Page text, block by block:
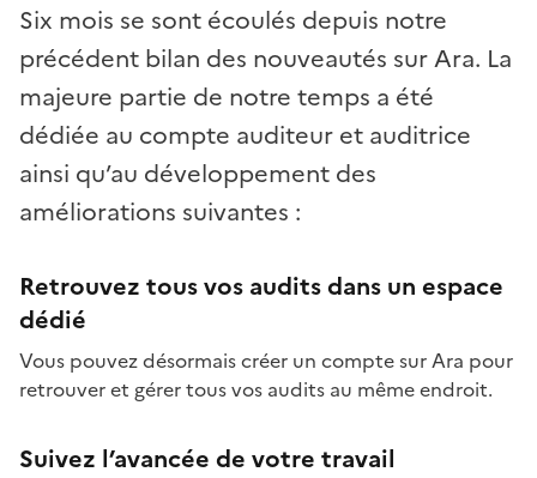
Six mois se sont écoulés depuis notre
précédent bilan des nouveautés sur Ara. La
majeure partie de notre temps a été
dédiée au compte auditeur et auditrice
ainsi qu’au développement des
améliorations suivantes :
Retrouvez tous vos audits dans un espace
dédié
Vous pouvez désormais créer un compte sur Ara pour
retrouver et gérer tous vos audits au même endroit.
Suivez l’avancée de votre travail